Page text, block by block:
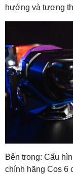
hướng và tương
Bên trong: Cấu
chính hãng Cos 6